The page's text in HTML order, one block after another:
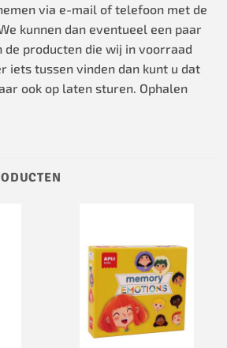
via e-mail of telefoon met de
kunnen dan eventueel een paar
de producten die wij in voorraad
iets tussen vinden dan kunt u dat
ook op laten sturen. Ophalen